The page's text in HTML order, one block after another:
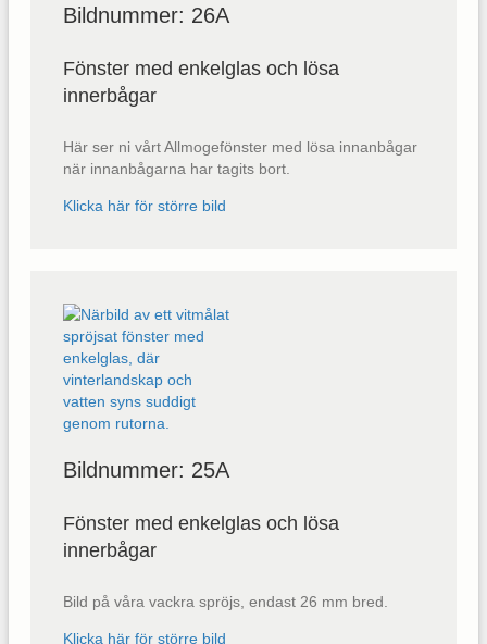
Bildnummer: 26A
Fönster med enkelglas och lösa
innerbågar
Här ser ni vårt Allmogefönster med lösa innanbågar
när innanbågarna har tagits bort.
Klicka här för större bild
Bildnummer: 25A
Fönster med enkelglas och lösa
innerbågar
Bild på våra vackra spröjs, endast 26 mm bred.
Klicka här för större bild